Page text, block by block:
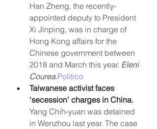
Han Zheng, the recently-
appointed deputy to President
Xi Jinping, was in charge of
Hong Kong affairs for the
Chinese government between
2018 and March this year. Eleni
Courea.Politico
Taiwanese activist faces
‘secession’ charges in China.
Yang Chih-yuan was detained
in Wenzhou last year. The case